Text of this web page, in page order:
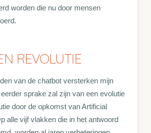
worden die nu door mensen
REVOLUTIE
van de chatbot versterken mijn
sprake zal zijn van een evolutie
door de opkomst van Artificial
alle vijf vlakken die in het antwoord